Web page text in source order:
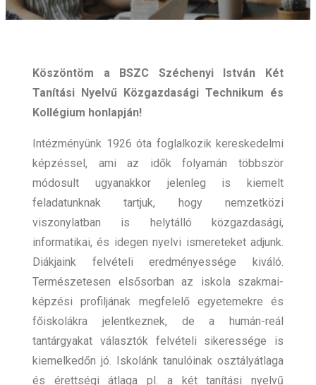
Köszöntöm a BSZC Széchenyi István Két
Tanítási Nyelvű Közgazdasági Technikum és
Kollégium honlapján!
Intézményünk 1926 óta foglalkozik kereskedelmi
képzéssel, ami az idők folyamán többször
módosult ugyanakkor jelenleg is kiemelt
feladatunknak tartjuk, hogy nemzetközi
viszonylatban is helytálló közgazdasági,
informatikai, és idegen nyelvi ismereteket adjunk.
Diákjaink felvételi eredményessége kiváló.
Természetesen elsősorban az iskola szakmai-
képzési profiljának megfelelő egyetemekre és
főiskolákra jelentkeznek, de a humán-reál
tantárgyakat választók felvételi sikeressége is
kiemelkedőn jó. Iskolánk tanulóinak osztályátlaga
és érettségi átlaga pl. a két tanítási nyelvű